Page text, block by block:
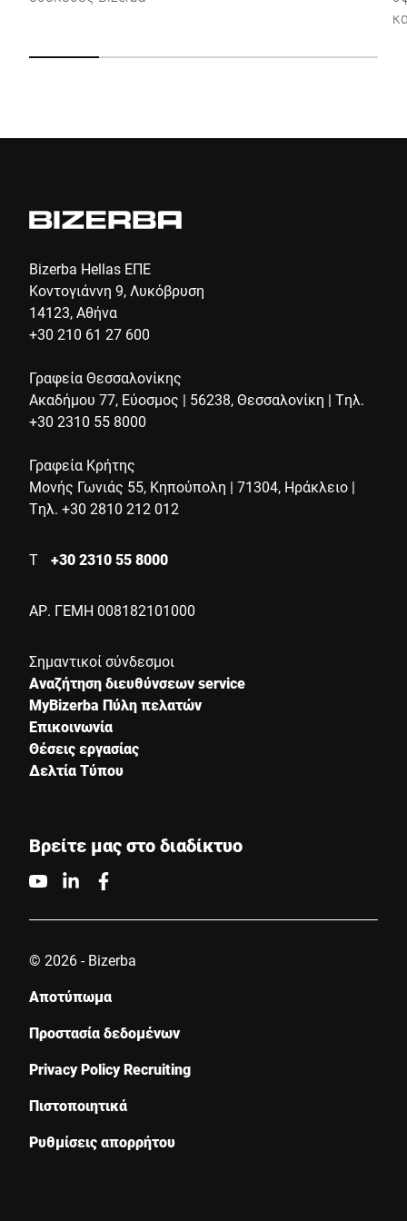
FriendlyCaptcha ⇗
Υποβολή
Bizerba Hellas ΕΠΕ
Κοντογιάννη 9, Λυκόβρυση
14123, Αθήνα
+30 210 61 27 600
Γραφεία Θεσσαλονίκης
Ακαδήμου 77, Εύοσμος | 56238, Θεσσαλονίκη | Τηλ.
+30 2310 55 8000
Γραφεία Κρήτης
Μονής Γωνιάς 55, Κηπούπολη | 71304, Ηράκλειο |
Τηλ. +30 2810 212 012
Τ +30 2310 55 8000
ΑΡ. ΓΕΜΗ 008182101000
Σημαντικοί σύνδεσμοι
Αναζήτηση διευθύνσεων service
MyBizerba Πύλη πελατών
Επικοινωνία
Θέσεις εργασίας
Δελτία Τύπου
Βρείτε μας στο διαδίκτυο
© 2026 - Bizerba
Αποτύπωμα
Προστασία δεδομένων
Privacy Policy Recruiting
Πιστοποιητικά
Ρυθμίσεις απορρήτου